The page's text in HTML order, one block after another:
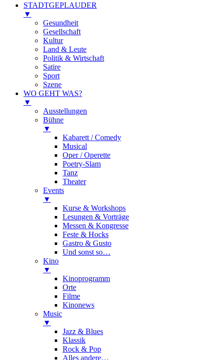
STADTGEPLAUDER
▼
Gesundheit
Gesellschaft
Kultur
Land & Leute
Politik & Wirtschaft
Satire
Sport
Szene
WO GEHT WAS?
▼
Ausstellungen
Bühne
▼
Kabarett / Comedy
Musical
Oper / Operette
Poetry-Slam
Tanz
Theater
Events
▼
Kurse & Workshops
Lesungen & Vorträge
Messen & Kongresse
Feste & Hocks
Gastro & Gusto
Und sonst so…
Kino
▼
Kinoprogramm
Orte
Filme
Kinonews
Music
▼
Jazz & Blues
Klassik
Rock & Pop
Alles andere…